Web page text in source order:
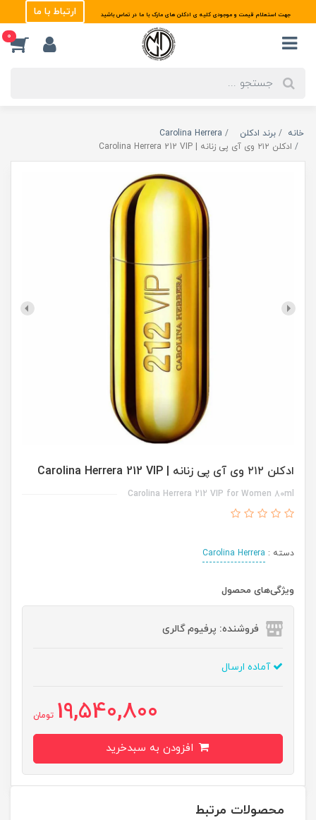
جهت استعلام قیمت و موجودی کلیه ی ادکلن های مارک با ما در تماس باشید ارتباط با ما
0
خانه برند ادکلن
Carolina Herrera
ادکلن ۲۱۲ وی آی پی زنانه | Carolina Herrera 212 VIP
ادکلن ۲۱۲ وی آی پی زنانه | Carolina Herrera 212 VIP
Carolina Herrera 212 VIP for Women 80ml
دسته : Carolina Herrera
ویژگی‌های محصول
فروشنده: پرفیوم گالری
آماده ارسال
19,540,800 تومان
محصولات مرتبط